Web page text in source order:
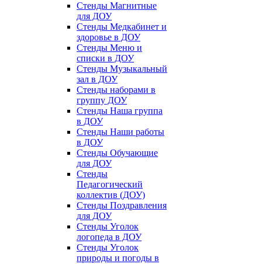
Стенды Магнитные
для ДОУ
Стенды Медкабинет и
здоровье в ДОУ
Стенды Меню и
списки в ДОУ
Стенды Музыкальный
зал в ДОУ
Стенды наборами в
группу ДОУ
Стенды Наша группа
в ДОУ
Стенды Наши работы
в ДОУ
Стенды Обучающие
для ДОУ
Стенды
Педагогический
коллектив (ДОУ)
Стенды Поздравления
для ДОУ
Стенды Уголок
логопеда в ДОУ
Стенды Уголок
природы и погоды в